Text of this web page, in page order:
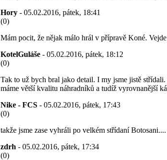
Hory - 05.02.2016, pátek, 18:41
(0)
Mám pocit, že nějak málo hrál v přípravě Koné.
KotelGuláše - 05.02.2016, pátek, 18:12
(0)
Tak to už bych bral jako detail. I my jsme jistě
máme větší kvalitu náhradníků a tudíž vyrovnanější
Nike - FCS - 05.02.2016, pátek, 17:43
(0)
takže jsme zase vyhráli po velkém střídaní
zdrh - 05.02.2016, pátek, 17:34
(0)